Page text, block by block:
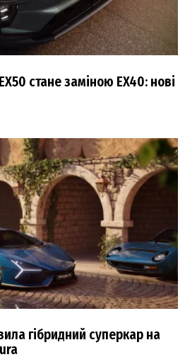
стане заміною EX40: нові
гібридний суперкар на